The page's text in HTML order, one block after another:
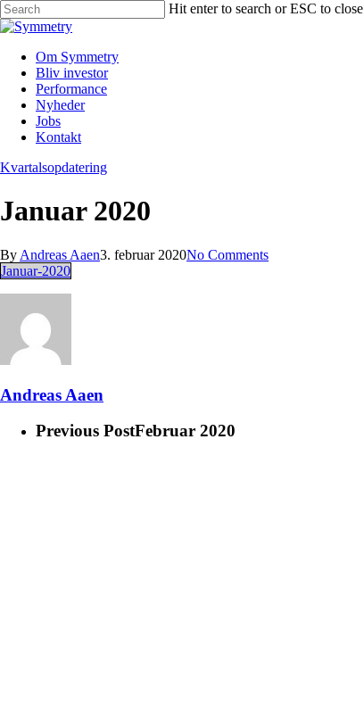
Skip
to
main
content
Hit enter to search or ESC to close
Close
Menu
Om Symmetry
Bliv investor
Performance
Nyheder
Jobs
Kontakt
Kvartalsopdatering
Januar 2020
By Andreas Aaen3. februar 2020No Comments
Januar-2020
Andreas Aaen
Previous PostFebruar 2020